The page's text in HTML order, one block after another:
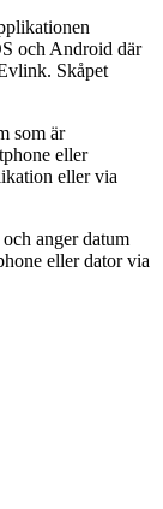
och Android där
Skåpet
som är
eller
eller via
anger datum
eller dator via